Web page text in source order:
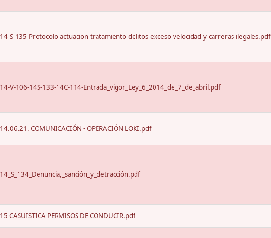
14-S-135-Protocolo-actuacion-tratamiento-delitos-exceso-velocidad-y-carreras-ilegales.pdf
14-V-106-14S-133-14C-114-Entrada_vigor_Ley_6_2014_de_7_de_abril.pdf
14.06.21. COMUNICACIÓN - OPERACIÓN LOKI.pdf
14_S_134_Denuncia,_sanción_y_detracción.pdf
15 CASUISTICA PERMISOS DE CONDUCIR.pdf